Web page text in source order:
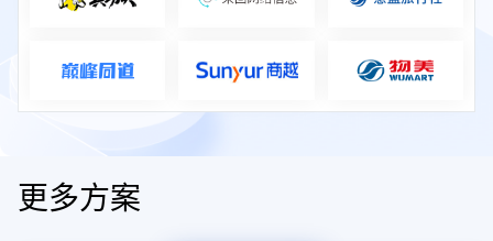
更多方案